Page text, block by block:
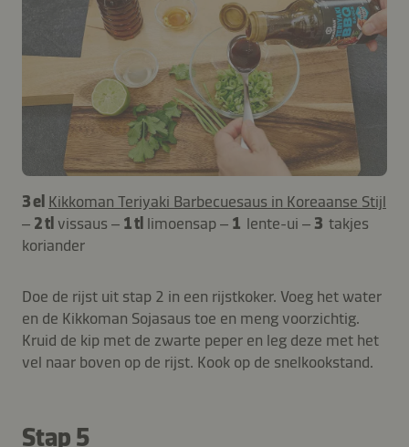
3 el Kikkoman Teriyaki Barbecuesaus in Koreaanse Stijl
– 2 tl vissaus – 1 tl limoensap – 1 lente-ui – 3 takjes
koriander
Doe de rijst uit stap 2 in een rijstkoker. Voeg het water
en de Kikkoman Sojasaus toe en meng voorzichtig.
Kruid de kip met de zwarte peper en leg deze met het
vel naar boven op de rijst. Kook op de snelkookstand.
Stap 5